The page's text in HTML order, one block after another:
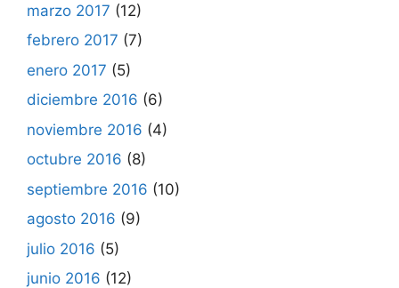
marzo 2017 (12)
febrero 2017 (7)
enero 2017 (5)
diciembre 2016 (6)
noviembre 2016 (4)
octubre 2016 (8)
septiembre 2016 (10)
agosto 2016 (9)
julio 2016 (5)
junio 2016 (12)